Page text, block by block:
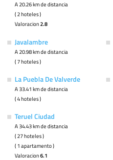
A 20.26 km de distancia
( 2 hoteles )
Valoracion2.8
Javalambre
A 20.98 km de distancia
( 7 hoteles )
La Puebla De Valverde
A 33.41 km de distancia
( 4 hoteles )
Teruel Ciudad
A 34.43 km de distancia
( 27 hoteles )
( 1 apartamento )
Valoracion6.1